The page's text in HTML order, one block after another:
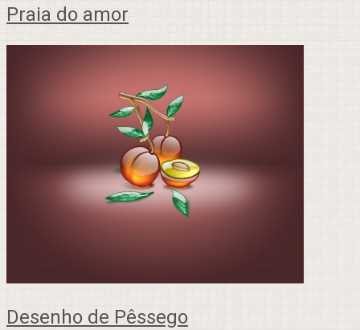
Praia do amor
Desenho de Pêssego